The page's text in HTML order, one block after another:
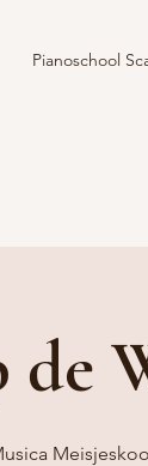
Pianoschool
de